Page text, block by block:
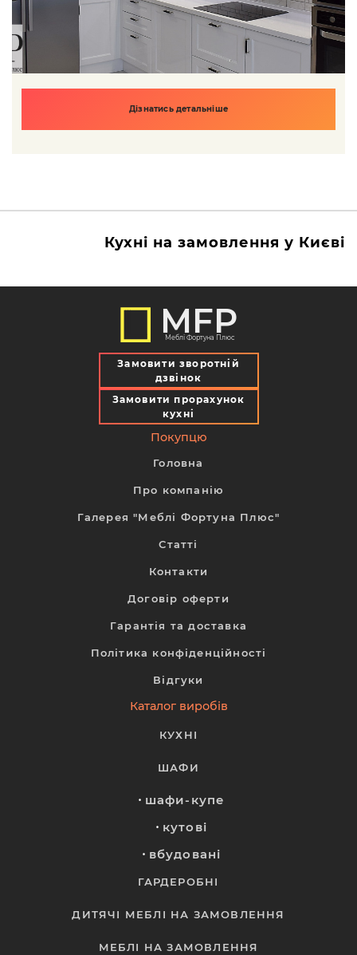
Дізнатись детальніше
Кухні на замовлення у Києві
MFP
Меблі Фортуна Плюс
Замовити зворотній
дзвінок
Замовити прорахунок
кухні
Покупцю
Головна
Про компанію
Галерея "Меблі Фортуна Плюс"
Статті
Контакти
Договір оферти
Гарантія та доставка
Політика конфіденційності
Відгуки
Каталог виробів
КУХНІ
ШАФИ
шафи-купе
кутові
вбудовані
ГАРДЕРОБНІ
ДИТЯЧІ МЕБЛІ НА ЗАМОВЛЕННЯ
МЕБЛІ НА ЗАМОВЛЕННЯ